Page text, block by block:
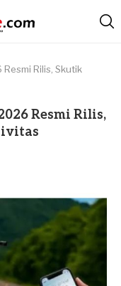
Rilis, Skutik
Resmi Rilis,